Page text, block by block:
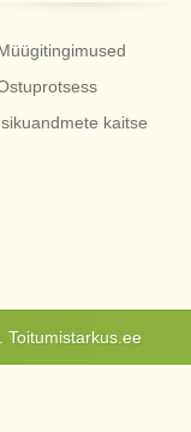
kaitse
Toitumistarkus.ee